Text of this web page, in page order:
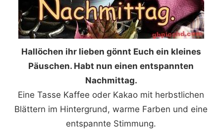
Hallöchen ihr lieben gönnt Euch ein kleines
Päuschen. Habt nun einen entspannten
Nachmittag.
Eine Tasse Kaffee oder Kakao mit herbstlichen
Blättern im Hintergrund, warme Farben und eine
entspannte Stimmung.